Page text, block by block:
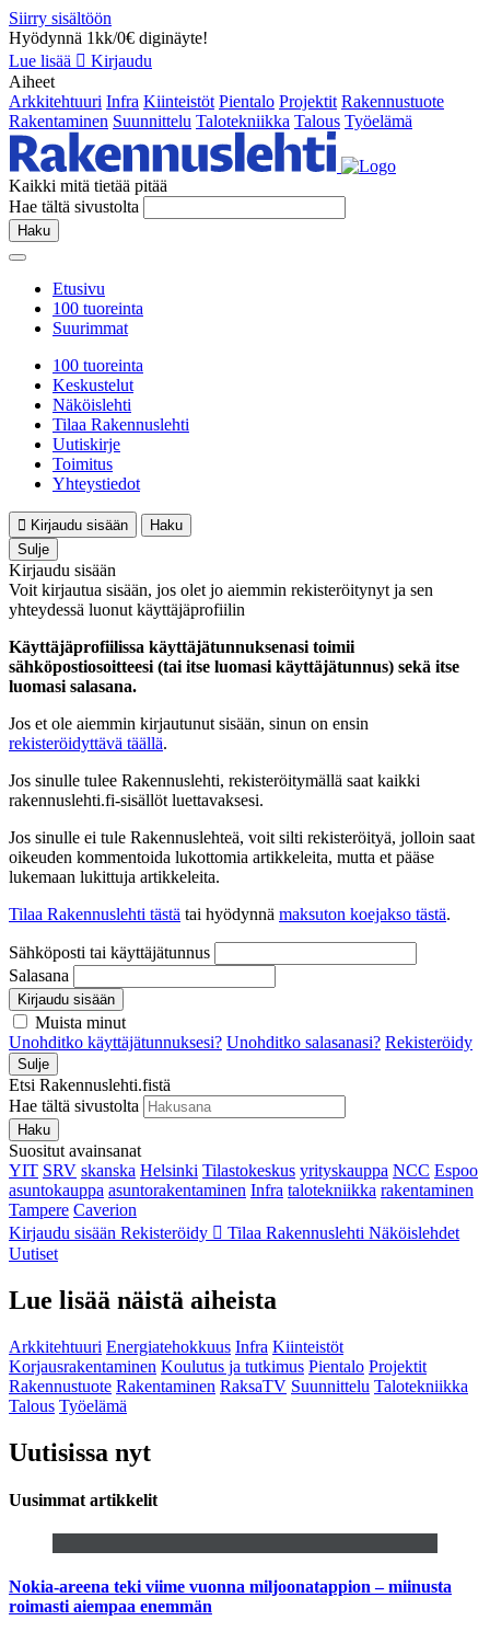
Siirry sisältöön
Hyödynnä 1kk/0€ diginäyte!
Lue lisää
Kirjaudu
Aiheet
Arkkitehtuuri Infra Kiinteistöt Pientalo Projektit Rakennustuote
Rakentaminen Suunnittelu Talotekniikka Talous Työelämä
Kaikki mitä tietää pitää
Hae tältä sivustolta
Haku
Etusivu
100 tuoreinta
Suurimmat
100 tuoreinta
Keskustelut
Näköislehti
Tilaa Rakennuslehti
Uutiskirje
Toimitus
Yhteystiedot
Kirjaudu sisään
Haku
Sulje
Kirjaudu sisään
Voit kirjautua sisään, jos olet jo aiemmin rekisteröitynyt ja sen
yhteydessä luonut käyttäjäprofiilin
Käyttäjäprofiilissa käyttäjätunnuksenasi toimii
sähköpostiosoitteesi (tai itse luomasi käyttäjätunnus) sekä itse
luomasi salasana.
Jos et ole aiemmin kirjautunut sisään, sinun on ensin
rekisteröidyttävä täällä.
Jos sinulle tulee Rakennuslehti, rekisteröitymällä saat kaikki
rakennuslehti.fi-sisällöt luettavaksesi.
Jos sinulle ei tule Rakennuslehteä, voit silti rekisteröityä, jolloin saat
oikeuden kommentoida lukottomia artikkeleita, mutta et pääse
lukemaan lukittuja artikkeleita.
Tilaa Rakennuslehti tästä tai hyödynnä maksuton koejakso tästä.
Sähköposti tai käyttäjätunnus
Salasana
Kirjaudu sisään
Muista minut
Unohditko käyttäjätunnuksesi? Unohditko salasanasi? Rekisteröidy
Sulje
Etsi Rakennuslehti.fistä
Hae tältä sivustolta
Haku
Suositut avainsanat
YIT SRV skanska Helsinki Tilastokeskus yrityskauppa NCC Espoo
asuntokauppa asuntorakentaminen Infra talotekniikka rakentaminen
Tampere Caverion
Kirjaudu sisään Rekisteröidy Tilaa Rakennuslehti Näköislehdet
Uutiset
Lue lisää näistä aiheista
Arkkitehtuuri Energiatehokkuus Infra Kiinteistöt
Korjausrakentaminen Koulutus ja tutkimus Pientalo Projektit
Rakennustuote Rakentaminen RaksaTV Suunnittelu Talotekniikka
Talous Työelämä
Uutisissa nyt
Uusimmat artikkelit
Nokia-areena teki viime vuonna miljoonatappion – miinusta
roimasti aiempaa enemmän